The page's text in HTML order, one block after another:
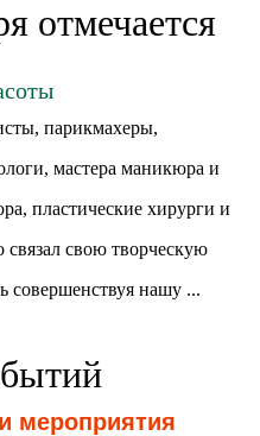
отмечается
парикмахеры,
мастера маникюра и
пластические хирурги и
связал свою творческую
совершенствуя нашу ...
мероприятия